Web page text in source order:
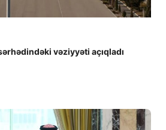
vəziyyəti açıqladı